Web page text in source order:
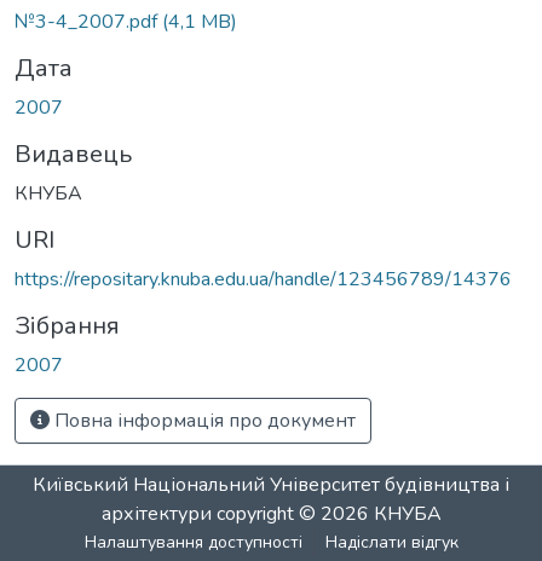
№3-4_2007.pdf(4,1 MB)
Дата
2007
Видавець
КНУБА
URI
https://repositary.knuba.edu.ua/handle/123456789/14376
Зібрання
2007
Повна інформація про документ
Київський Національний Університет будівництва і
архітектури copyright © 2026 КНУБА
Налаштування доступності Надіслати відгук